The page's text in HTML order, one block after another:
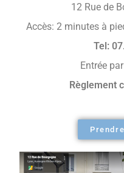
12 Rue de
Accès: 2 minutes à
Tel:
Entrée
Règlement